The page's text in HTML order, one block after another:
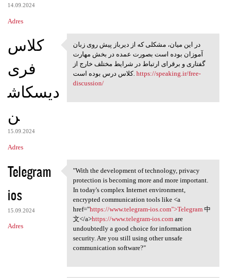
14.09.2024
Adres
کلاس
فری
دیسکاش
ن
15.09.2024
Adres
در این میان، مشکلی که از
در این میان، مشکلی که از دیرباز پیش روی زبان
آموزان بوده است بصورت عمده در بخش مهارت
گفتاری و برقرای ارتباط در شرایط مختلف خارج از
کلاس درس بوده است. https://speaking.ir/free-
discussion/
Telegram
ios
15.09.2024
Adres
"With the development of
"With the development of technology, privacy
protection is becoming more and more important.
In today's complex Internet environment,
encrypted communication tools like <a
href="https://www.telegram-ios.com">Telegram中
文</a>https://www.telegram-ios.comare
undoubtedly a good choice for information
security. Are you still using other unsafe
communication software?"